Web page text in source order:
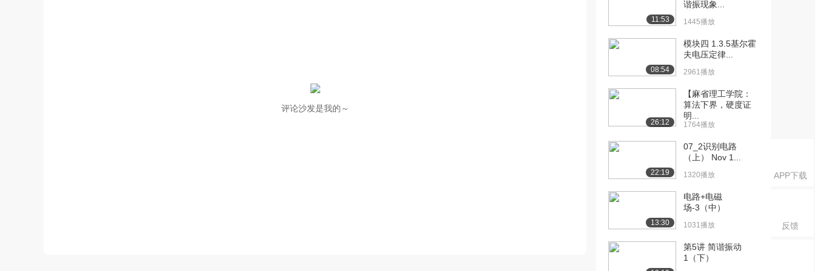
APP下载
反馈
评论沙发是我的～
11:53
谐振现象...
1445播放
08:54
模块四 1.3.5基尔霍
夫电压定律...
2961播放
26:12
【麻省理工学院：
算法下界，硬度证
明...
1764播放
22:19
07_2识别电路
（上） Nov 1...
1320播放
13:30
电路+电磁
场-3（中）
1031播放
第5讲 简谐振动
1（下）